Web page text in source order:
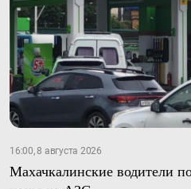
16:00, 8 августа 2026
Махачкалинские водители